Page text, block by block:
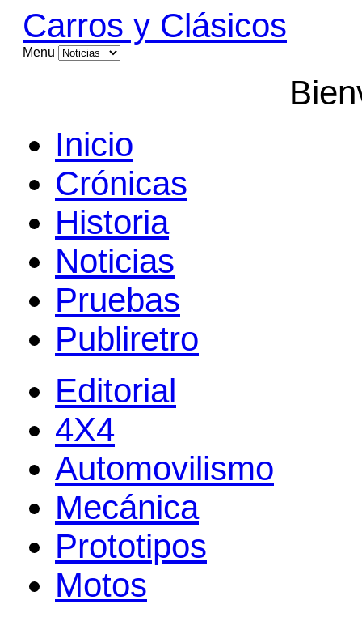
Carros y Clásicos
Menu
Inicio
Crónicas
Historia
Noticias
Pruebas
Publiretro
Editorial
4X4
Automovilismo
Mecánica
Prototipos
Motos